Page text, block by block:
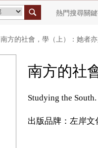
熱門搜尋關鍵
南方的社會，學（上）：她者
南方的社
Studying the
出版品牌：左岸文